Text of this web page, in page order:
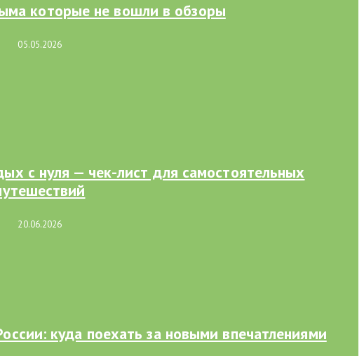
которые не вошли в обзоры
05.05.2026
с нуля — чек-лист для самостоятельных
20.06.2026
куда поехать за новыми впечатлениями